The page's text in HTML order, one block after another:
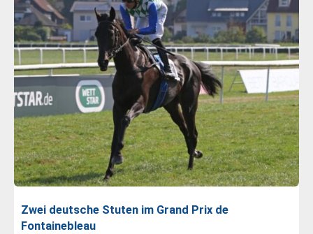
Zwei deutsche Stuten im Grand Prix de
Fontainebleau